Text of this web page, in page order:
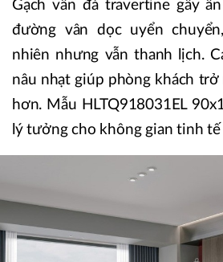
Gạch vân đá travertine gây
đường vân dọc uyển
nhiên nhưng vẫn thanh lịch.
nâu nhạt giúp phòng khách trở
hơn. Mẫu HLTQ918031EL
lý tưởng cho không gian tinh tế